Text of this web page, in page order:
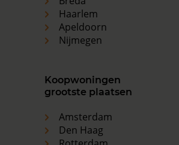
Haarlem
Apeldoorn
Nijmegen
Koopwoningen
grootste plaatsen
Amsterdam
Den Haag